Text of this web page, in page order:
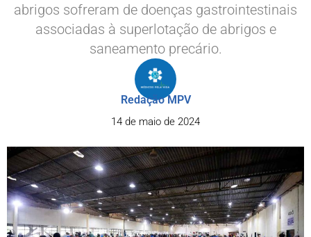
abrigos sofreram de doenças gastrointestinais
associadas à superlotação de abrigos e
saneamento precário.
Redação MPV
14 de maio de 2024